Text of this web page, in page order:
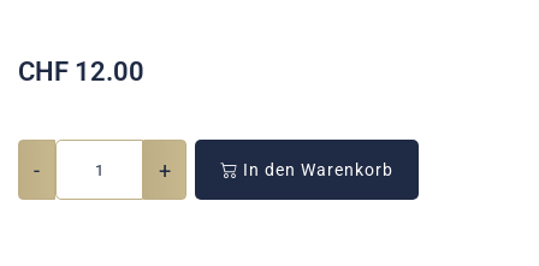
CHF 12.00
- + In den Warenkorb